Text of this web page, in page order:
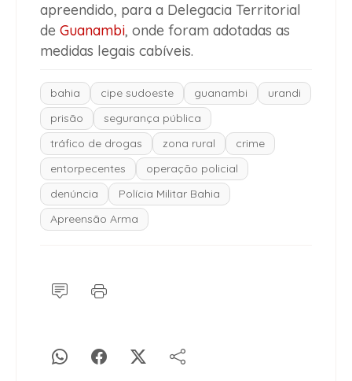
apreendido, para a Delegacia Territorial
de Guanambi, onde foram adotadas as
medidas legais cabíveis.
bahia cipe sudoeste guanambi
urandi
prisão
segurança pública
tráfico de drogas
zona rural
crime
entorpecentes
operação policial
denúncia
Polícia Militar Bahia
Apreensão Arma